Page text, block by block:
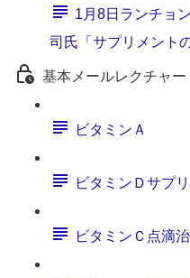
1月8日ランチョ
司氏「サプリメント
基本メールレクチャー
ビタミンＡ
ビタミンＤサプ
ビタミンＣ点滴